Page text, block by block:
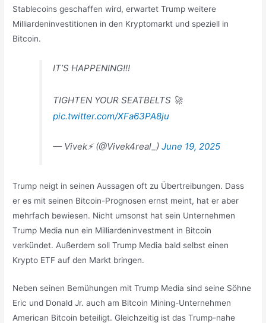
Stablecoins geschaffen wird, erwartet Trump weitere
Milliardeninvestitionen in den Kryptomarkt und speziell in
Bitcoin.
IT’S HAPPENING!!!
TIGHTEN YOUR SEATBELTS 🚀
pic.twitter.com/XFa63PA8ju
— Vivek⚡️ (@Vivek4real_)June 19, 2025
Trump neigt in seinen Aussagen oft zu Übertreibungen. Dass
er es mit seinen Bitcoin-Prognosen ernst meint, hat er aber
mehrfach bewiesen. Nicht umsonst hat sein Unternehmen
Trump Media nun ein Milliardeninvestment in Bitcoin
verkündet. Außerdem soll Trump Media bald selbst einen
Krypto ETF auf den Markt bringen.
Neben seinen Bemühungen mit Trump Media sind seine Söhne
Eric und Donald Jr. auch am Bitcoin Mining-Unternehmen
American Bitcoin beteiligt. Gleichzeitig ist das Trump-nahe